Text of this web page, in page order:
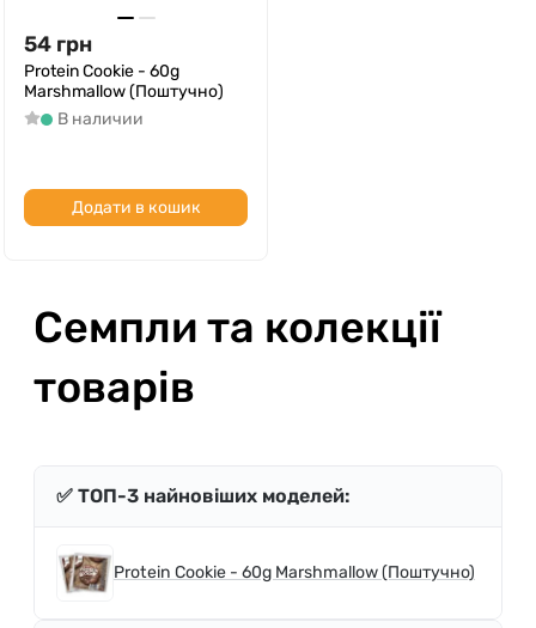
54 грн
Protein Cookie - 60g
Marshmallow (Поштучно)
В наличии
Додати в кошик
Семпли та колекції
товарів
✅ ТОП-3 найновіших моделей:
Protein Cookie - 60g Marshmallow (Поштучно)